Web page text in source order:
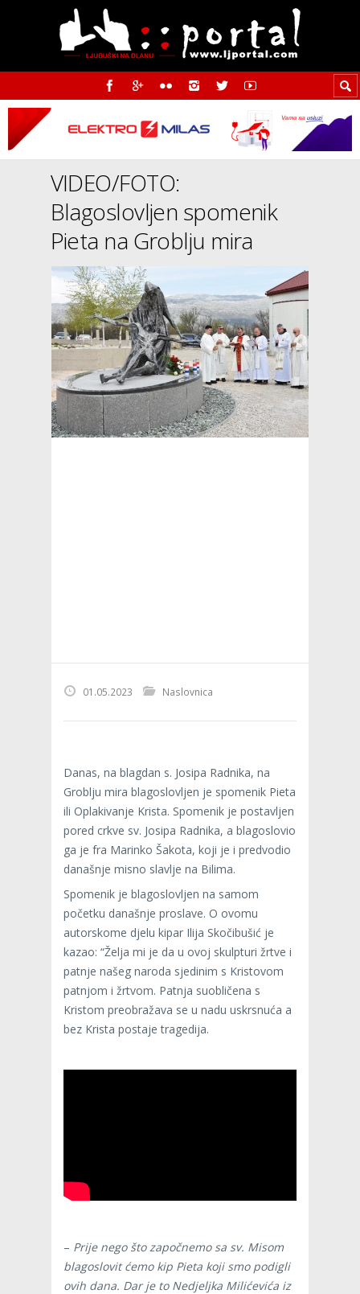
VIDEO/FOTO:
Blagoslovljen spomenik
Pieta na Groblju mira
01.05.2023 Naslovnica
Danas, na blagdan s. Josipa Radnika, na
Groblju mira blagoslovljen je spomenik Pieta
ili Oplakivanje Krista. Spomenik je postavljen
pored crkve sv. Josipa Radnika, a blagoslovio
ga je fra Marinko Šakota, koji je i predvodio
današnje misno slavlje na Bilima.
Spomenik je blagoslovljen na samom
početku današnje proslave. O ovomu
autorskome djelu kipar Ilija Skočibušić je
kazao: “Želja mi je da u ovoj skulpturi žrtve i
patnje našeg naroda sjedinim s Kristovom
patnjom i žrtvom. Patnja suobličena s
Kristom preobražava se u nadu uskrsnuća a
bez Krista postaje tragedija.
– Prije nego što započnemo sa sv. Misom
blagoslovit ćemo kip Pieta koji smo podigli
ovih dana. Dar je to Nedjeljka Milićevića iz